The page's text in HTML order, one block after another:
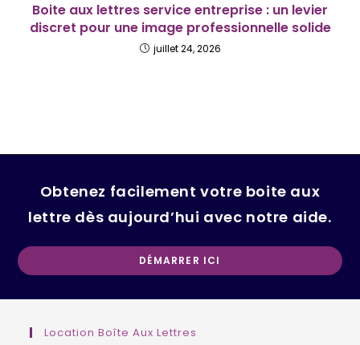
Boite aux lettres service entreprise : un levier
discret pour une image professionnelle solide
juillet 24, 2026
Obtenez facilement votre boite aux
lettre dès aujourd’hui avec notre aide.
DÉMARRER ICI
a
Location Boîte Aux Lettres